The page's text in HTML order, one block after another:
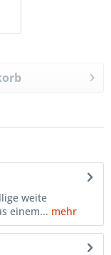
weite
einem... mehr